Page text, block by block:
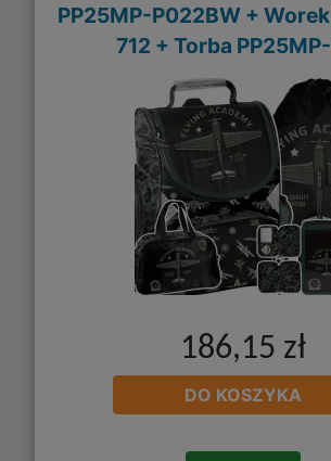
PP25MP-P022BW +
712 + Torba
186,15 zł
DO KOSZYKA